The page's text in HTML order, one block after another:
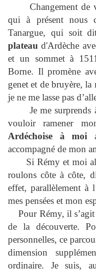
Changement de
qui à présent nous
Tanargue, qui soit
plateau d'Ardèche
et un sommet à
Borne. Il promène
genet et de bruyère, la
je ne me lasse pas
Je me surprends
vouloir ramener
Ardéchoise à moi
accompagné de mon
Si Rémy et moi
roulons côte à côte,
effet, parallèlement à
mes pensées et mon
Pour Rémy, il
de la découverte.
personnelles, ce
dimension
ordinaire. Je suis,